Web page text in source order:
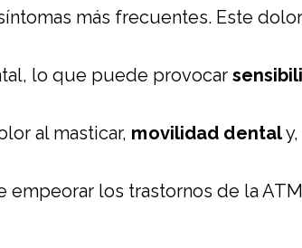
más frecuentes. Este
lo que puede provocar
al masticar, movilidad dentaly,
empeorar los trastornos de la